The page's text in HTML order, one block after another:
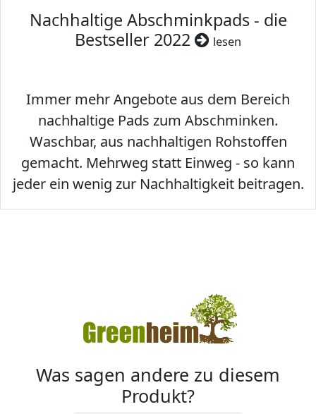
Nachhaltige Abschminkpads - die
Bestseller 2022
lesen
Immer mehr Angebote aus dem Bereich
nachhaltige Pads zum Abschminken.
Waschbar, aus nachhaltigen Rohstoffen
gemacht. Mehrweg statt Einweg - so kann
jeder ein wenig zur Nachhaltigkeit beitragen.
Was sagen andere zu diesem
Produkt?